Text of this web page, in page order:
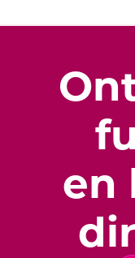
en